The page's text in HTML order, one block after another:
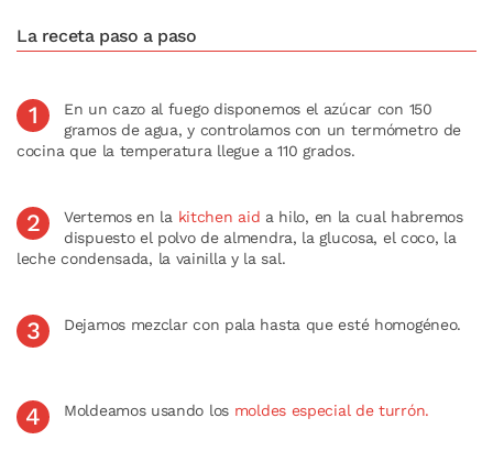
La receta paso a paso
En un cazo al fuego disponemos el azúcar con 150
gramos de agua, y controlamos con un termómetro de
cocina que la temperatura llegue a 110 grados.
Vertemos en la kitchen aid a hilo, en la cual habremos
dispuesto el polvo de almendra, la glucosa, el coco, la
leche condensada, la vainilla y la sal.
Dejamos mezclar con pala hasta que esté homogéneo.
Moldeamos usando los moldes especial de turrón.